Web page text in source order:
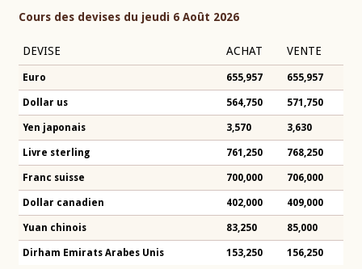
Cours des devises du jeudi 6 Août 2026
DEVISE ACHAT VENTE
Euro 655,957 655,957
Dollar us 564,750 571,750
Yen japonais 3,570 3,630
Livre sterling 761,250 768,250
Franc suisse 700,000 706,000
Dollar canadien 402,000 409,000
Yuan chinois 83,250 85,000
Dirham Emirats Arabes Unis 153,250 156,250